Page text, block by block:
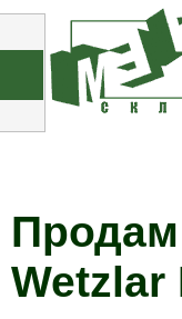
Wetzlar